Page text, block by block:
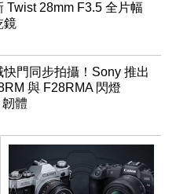
Twist 28mm F3.5 全片幅
鏡
快門同步拍攝！Sony 推出
與 F28RMA 閃燈
韌體